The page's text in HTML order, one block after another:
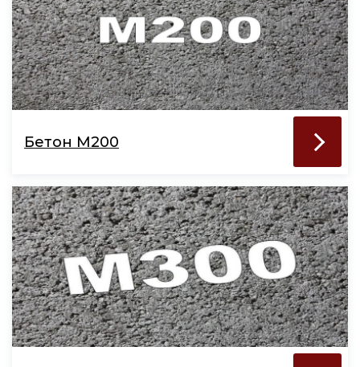
Бетон М200